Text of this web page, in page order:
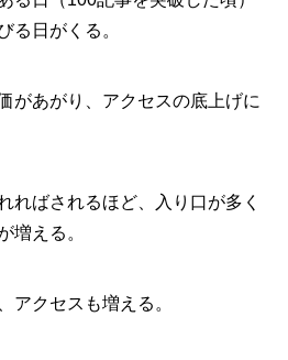
る日がくる。
があがり、アクセスの底上げに
ればされるほど、入り口が多く
増える。
アクセスも増える。